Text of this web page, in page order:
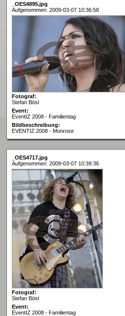
_OES4895.jpg
Aufgenommen: 2009-03-07 10:36:58
Fotograf:
Stefan Bösl
Event:
EventIZ 2008 - Familientag
Bildbeschreibung:
EVENTIZ 2008 - Monrose
_OES4717.jpg
Aufgenommen: 2009-03-07 10:39:36
Fotograf:
Stefan Bösl
Event:
EventIZ 2008 - Familientag